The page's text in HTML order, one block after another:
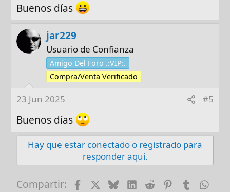
Buenos días
jar229
Usuario de Confianza
Amigo Del Foro .:VIP:.
Compra/Venta Verificado
23 Jun 2025 #5
Buenos días
Hay que estar conectado o registrado para
responder aquí.
Compartir: FacebookBlueskyLinkedIn
RedditPinterest
Tumblr